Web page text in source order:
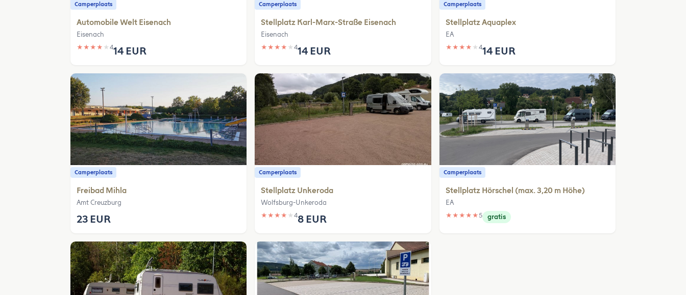
Camperplaats
Automobile Welt Eisenach
Eisenach
★ ★ ★ ★ ★ 414 EUR
Camperplaats
Stellplatz Karl-Marx-Straße Eisenach
Eisenach
★ ★ ★ ★ ★414 EUR
Camperplaats
Stellplatz Aquaplex
EA
★ ★ ★ ★ ★ 414 EUR
Camperplaats
Freibad Mihla
Amt Creuzburg
23 EUR
Camperplaats
Stellplatz Unkeroda
Wolfsburg-Unkeroda
★ ★ ★ ★ ★48 EUR
Camperplaats
Stellplatz Hörschel (max. 3,20 m Höhe)
EA
★ ★ ★ ★ ★5 gratis